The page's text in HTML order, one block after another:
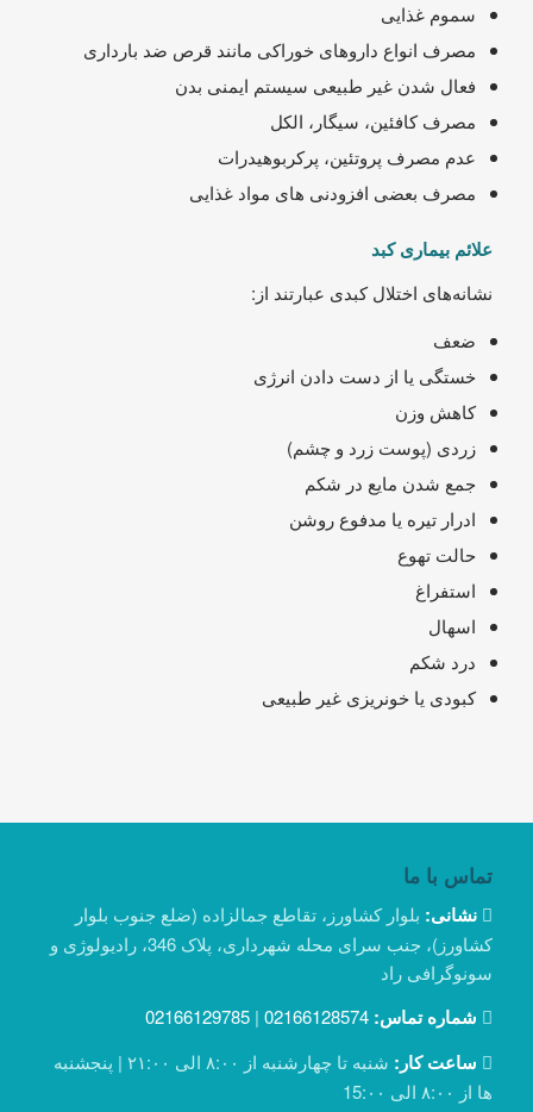
سموم غذایی
مصرف انواع داروهای خوراکی مانند قرص ضد بارداری
فعال شدن غیر طبیعی سیستم ایمنی بدن
مصرف کافئین، سیگار، الکل
عدم مصرف پروتئین، پرکربوهیدرات
مصرف بعضی افزودنی های مواد غذایی
علائم بیماری کبد
نشانه‌های اختلال کبدی عبارتند از:
ضعف
خستگی یا از دست دادن انرژی
کاهش وزن
زردی (پوست زرد و چشم)
جمع شدن مایع در شکم
ادرار تیره یا مدفوع روشن
حالت تهوع
استفراغ
اسهال
درد شکم
کبودی یا خونریزی غیر طبیعی
تماس با ما
نشانی: بلوار کشاورز، تقاطع جمالزاده (ضلع جنوب بلوار
کشاورز)، جنب سرای محله شهرداری، پلاک 346، رادیولوژی و
سونوگرافی راد
شماره تماس: 02166128574
|
02166129785
ساعت کار:
شنبه تا چهارشنبه از ۸:۰۰ الی ۲۱:۰۰ | پنجشنبه
ها از ۸:۰۰ الی 15:۰۰